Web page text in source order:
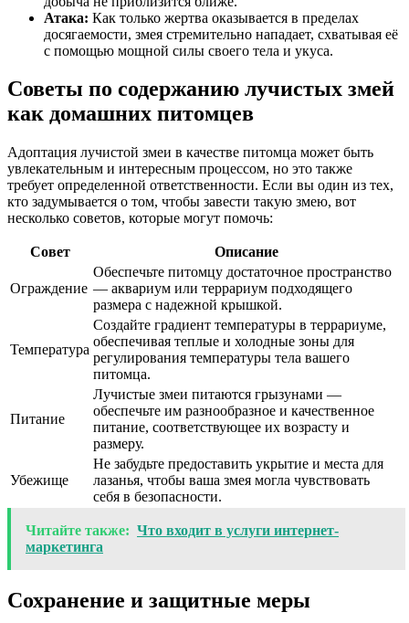
Атака: Как только жертва оказывается в пределах
досягаемости, змея стремительно нападает, схватывая её
с помощью мощной силы своего тела и укуса.
Советы по содержанию лучистых змей
как домашних питомцев
Адоптация лучистой змеи в качестве питомца может быть
увлекательным и интересным процессом, но это также
требует определенной ответственности. Если вы один из тех,
кто задумывается о том, чтобы завести такую змею, вот
несколько советов, которые могут помочь:
Совет Описание
Ограждение
Обеспечьте питомцу достаточное пространство
— аквариум или террариум подходящего
размера с надежной крышкой.
Температура
Создайте градиент температуры в террариуме,
обеспечивая теплые и холодные зоны для
регулирования температуры тела вашего
питомца.
Питание
Лучистые змеи питаются грызунами —
обеспечьте им разнообразное и качественное
питание, соответствующее их возрасту и
размеру.
Убежище
Не забудьте предоставить укрытие и места для
лазанья, чтобы ваша змея могла чувствовать
себя в безопасности.
Читайте также: Что входит в услуги интернет-
маркетинга
Сохранение и защитные меры